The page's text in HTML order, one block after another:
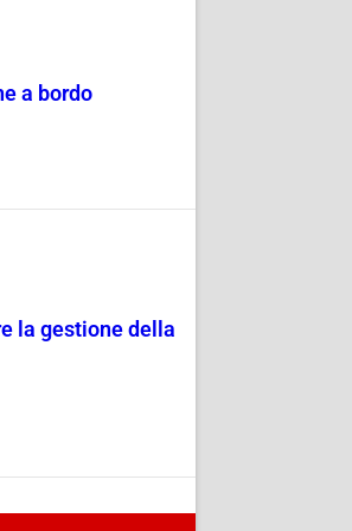
a bordo
la gestione della